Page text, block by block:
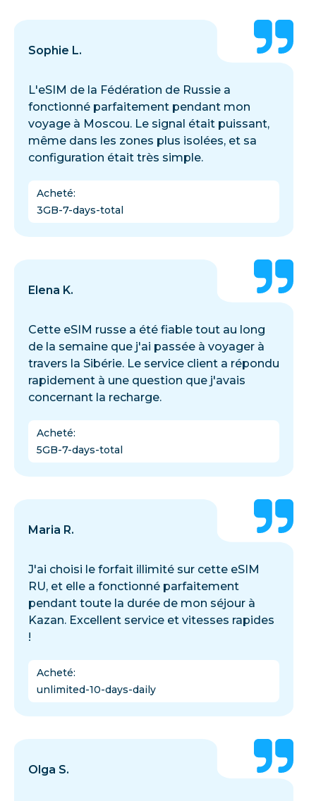
Sophie L.
L'eSIM de la Fédération de Russie a
fonctionné parfaitement pendant mon
voyage à Moscou. Le signal était puissant,
même dans les zones plus isolées, et sa
configuration était très simple.
Acheté:
3GB-7-days-total
Elena K.
Cette eSIM russe a été fiable tout au long
de la semaine que j'ai passée à voyager à
travers la Sibérie. Le service client a répondu
rapidement à une question que j'avais
concernant la recharge.
Acheté:
5GB-7-days-total
Maria R.
J'ai choisi le forfait illimité sur cette eSIM
RU, et elle a fonctionné parfaitement
pendant toute la durée de mon séjour à
Kazan. Excellent service et vitesses rapides
!
Acheté:
unlimited-10-days-daily
Olga S.